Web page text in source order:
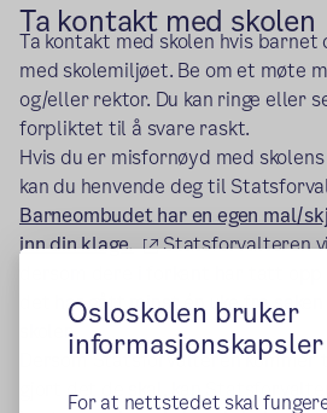
Osloskolen bruker
informasjonskapsler
For at nettstedet skal
Ta kontakt med skolen
Ta kontakt med skolen hvis
med skolemiljøet. Be om et møte
og/eller rektor. Du kan ringe eller
forpliktet til å svare raskt.
Hvis du er misfornøyd med
kan du henvende deg til
Barneombudet har en egen mal/
inn din klage.
(ekstern lenke)
Statsforvalteren
det har gått minst én uke fra
skolen.
Dersom Statsforvalteren kommer
gjort det de skal, kan